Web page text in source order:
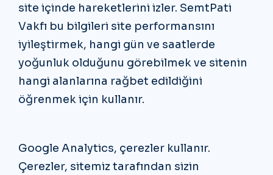
site içinde hareketlerini izler. SemtPati
Vakfı bu bilgileri site performansını
iyileştirmek, hangi gün ve saatlerde
yoğunluk olduğunu görebilmek ve sitenin
hangi alanlarına rağbet edildiğini
öğrenmek için kullanır.
Google Analytics, çerezler kullanır.
Çerezler, sitemiz tarafından sizin